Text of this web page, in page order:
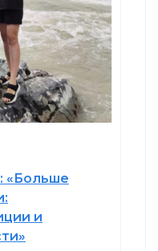
«Больше
и